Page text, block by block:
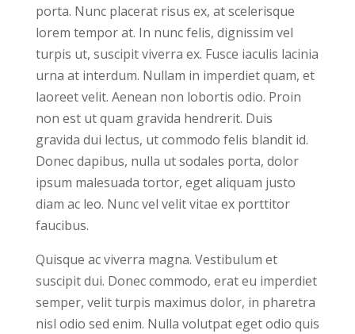
porta. Nunc placerat risus ex, at scelerisque
lorem tempor at. In nunc felis, dignissim vel
turpis ut, suscipit viverra ex. Fusce iaculis lacinia
urna at interdum. Nullam in imperdiet quam, et
laoreet velit. Aenean non lobortis odio. Proin
non est ut quam gravida hendrerit. Duis
gravida dui lectus, ut commodo felis blandit id.
Donec dapibus, nulla ut sodales porta, dolor
ipsum malesuada tortor, eget aliquam justo
diam ac leo. Nunc vel velit vitae ex porttitor
faucibus.
Quisque ac viverra magna. Vestibulum et
suscipit dui. Donec commodo, erat eu imperdiet
semper, velit turpis maximus dolor, in pharetra
nisl odio sed enim. Nulla volutpat eget odio quis